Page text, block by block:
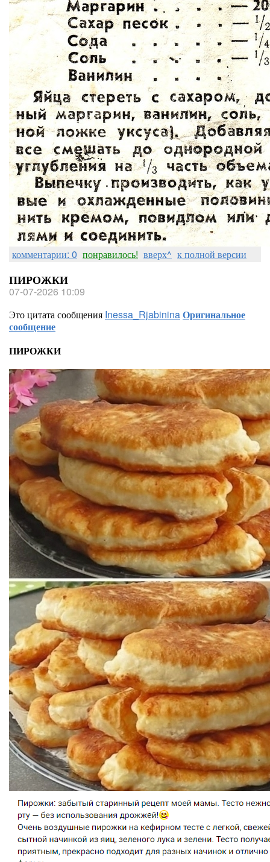
комментарии: 0 понравилось! вверх^ к полной версии
ПИРОЖКИ
07-07-2026 10:09
Это цитата сообщения Inessa_RjabininaОригинальное
сообщение
ПИРОЖКИ